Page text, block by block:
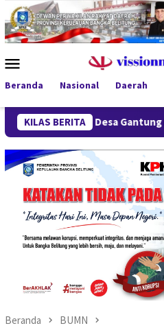
Loncat
ke
konten
Mobile
Beranda Nasional Daerah
KILAS BERITA
Desa Gantung Disorot
Beranda BUMN